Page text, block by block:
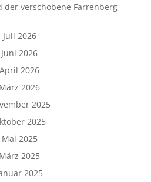
der verschobene Farrenberg
Juli 2026
Juni 2026
April 2026
März 2026
2025
2025
Mai 2025
März 2025
2025